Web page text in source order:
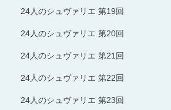
24人のシュヴァリエ 第19回
24人のシュヴァリエ 第20回
24人のシュヴァリエ 第21回
24人のシュヴァリエ 第22回
24人のシュヴァリエ 第23回